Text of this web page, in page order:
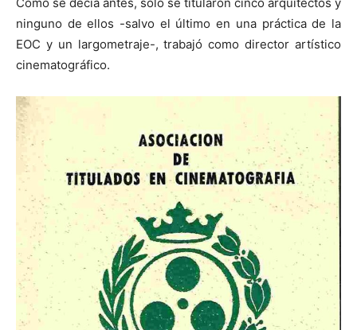
ninguno de ellos -salvo el último en una práctica de la
EOC y un largometraje-, trabajó como director artístico
cinematográfico.